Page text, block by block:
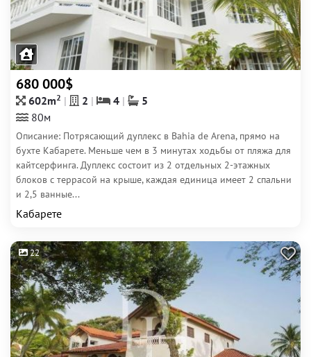
680 000$
602m2 2 4
5
80м
Описание: Потрясающий дуплекс в Bahia de Arena, прямо на
бухте Кабарете. Меньше чем в 3 минутах ходьбы от пляжа для
кайтсерфинга. Дуплекс состоит из 2 отдельных 2-этажных
блоков с террасой на крыше, каждая единица имеет 2 спальни
и 2,5 ванные...
Кабарете
22